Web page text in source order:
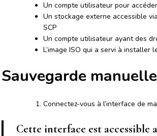
Un compte utilisateur pour
Un stockage externe accessible
SCP
Un compte utilisateur ayant des
L’image ISO qui a servi à installer
Sauvegarde manuelle
Connectez-vous à l’interface de
Cette interface est accessible